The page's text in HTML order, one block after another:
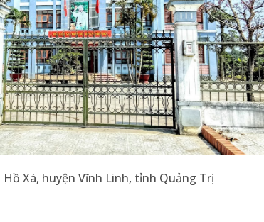
Xá, huyện Vĩnh Linh, tỉnh Quảng Trị